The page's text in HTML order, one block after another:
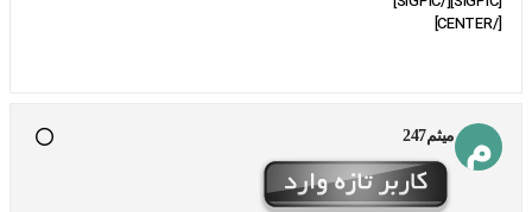
[/CENTER]
میثم247